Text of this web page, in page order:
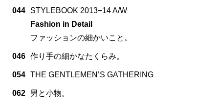
044
STYLEBOOK 2013−14 A/W
Fashion in Detail
ファッションの細かいこと。
046 作り手の細かなたくらみ。
054 THE GENTLEMEN’S GATHERING
062 男と小物。